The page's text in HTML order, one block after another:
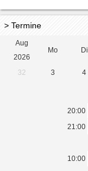
> Termine
Aug
2026
Mo Di
32 3 4
20:00
21:00
10:00